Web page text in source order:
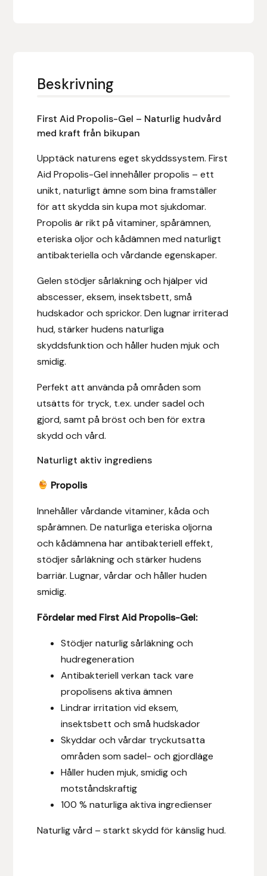
Beskrivning
First Aid Propolis-Gel – Naturlig hudvård
med kraft från bikupan
Upptäck naturens eget skyddssystem. First
Aid Propolis-Gel innehåller propolis – ett
unikt, naturligt ämne som bina framställer
för att skydda sin kupa mot sjukdomar.
Propolis är rikt på vitaminer, spårämnen,
eteriska oljor och kådämnen med naturligt
antibakteriella och vårdande egenskaper.
Gelen stödjer sårläkning och hjälper vid
abscesser, eksem, insektsbett, små
hudskador och sprickor. Den lugnar irriterad
hud, stärker hudens naturliga
skyddsfunktion och håller huden mjuk och
smidig.
Perfekt att använda på områden som
utsätts för tryck, t.ex. under sadel och
gjord, samt på bröst och ben för extra
skydd och vård.
Naturligt aktiv ingrediens
Propolis
Innehåller vårdande vitaminer, kåda och
spårämnen. De naturliga eteriska oljorna
och kådämnena har antibakteriell effekt,
stödjer sårläkning och stärker hudens
barriär. Lugnar, vårdar och håller huden
smidig.
Fördelar med First Aid Propolis-Gel:
Stödjer naturlig sårläkning och
hudregeneration
Antibakteriell verkan tack vare
propolisens aktiva ämnen
Lindrar irritation vid eksem,
insektsbett och små hudskador
Skyddar och vårdar tryckutsatta
områden som sadel- och gjordläge
Håller huden mjuk, smidig och
motståndskraftig
100 % naturliga aktiva ingredienser
Naturlig vård – starkt skydd för känslig hud.
Eldorado
Equality Line
EQUES | KINGSLAND
Equipage
Eric LeTixerant
Eyjólfur Ísólfsson
Fákur Rideudstyr
Freyja
Globus Sport
Gysinge
Iceland Pet